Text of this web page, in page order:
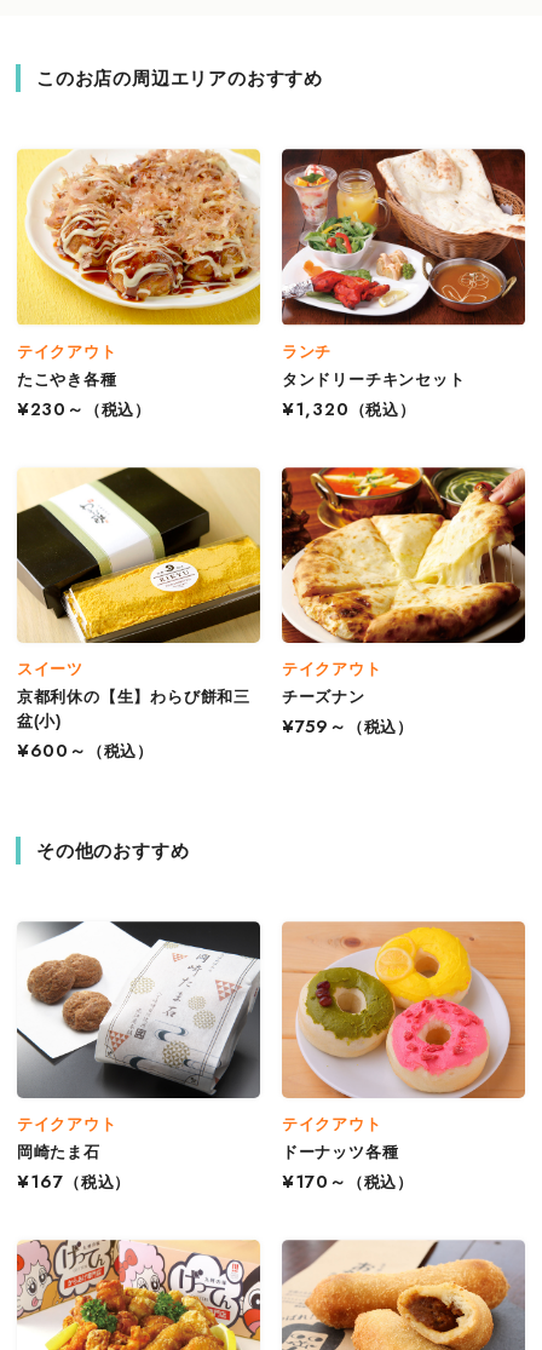
このお店の周辺エリアのおすすめ
テイクアウト
たこやき各種
¥230～
（税込）
ランチ
タンドリーチキンセット
¥1,320
（税込）
スイーツ
京都利休の【生】わらび餅和三
盆(小)
¥600～
（税込）
テイクアウト
チーズナン
¥759～
（税込）
その他のおすすめ
テイクアウト
岡崎たま石
¥167 （税込）
テイクアウト
ドーナッツ各種
¥170～
（税込）